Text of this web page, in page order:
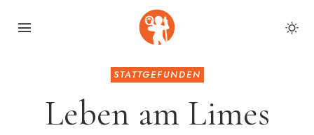
STATTGEFUNDEN
Leben am Limes